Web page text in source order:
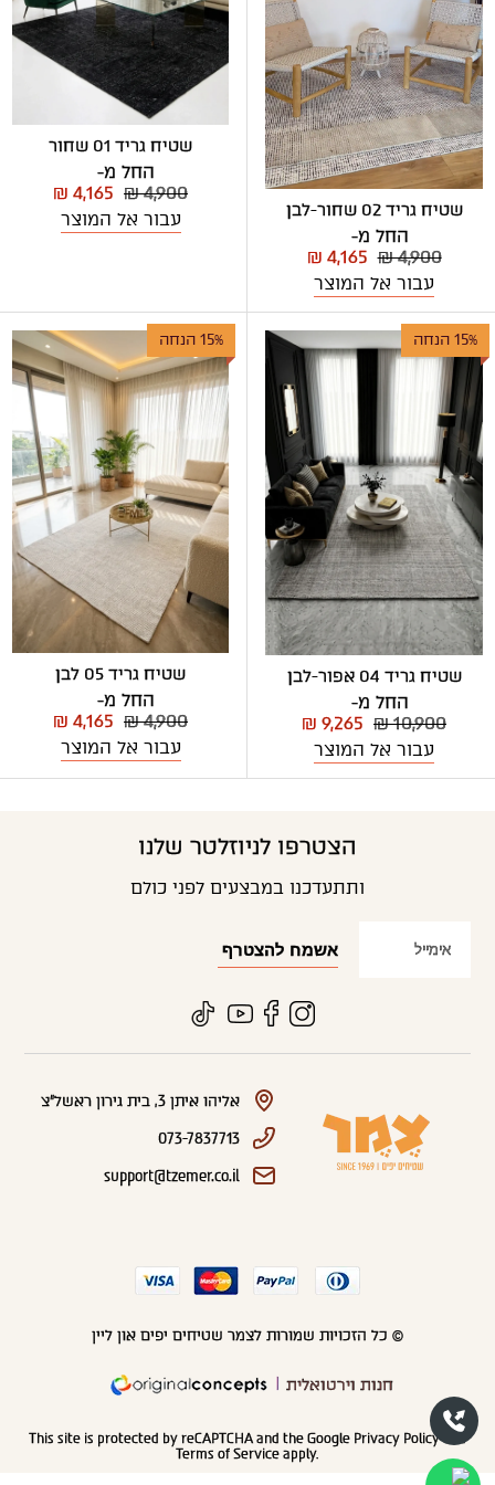
שטיח גריד 02 שחור-לבן
החל מ-
₪ 4,900
₪ 4,165
עבור אל המוצר
שטיח גריד 01 שחור
החל מ-
₪ 4,900
₪ 4,165
עבור אל המוצר
15% הנחה
שטיח גריד 04 אפור-לבן
החל מ-
₪ 10,900
₪ 9,265
עבור אל המוצר
15% הנחה
שטיח גריד 05 לבן
החל מ-
₪ 4,900
₪ 4,165
עבור אל המוצר
הצטרפו לניוזלטר שלנו
ותתעדכנו במבצעים לפני כולם
אליהו איתן 3, בית גירון ראשל"צ
073-7837713
support@tzemer.co.il
© כל הזכויות שמורות לצמר שטיחים יפים און ליין
חנות וירטואלית
This site is protected by reCAPTCHA and the Google Privacy Policyand
Terms of Service apply.